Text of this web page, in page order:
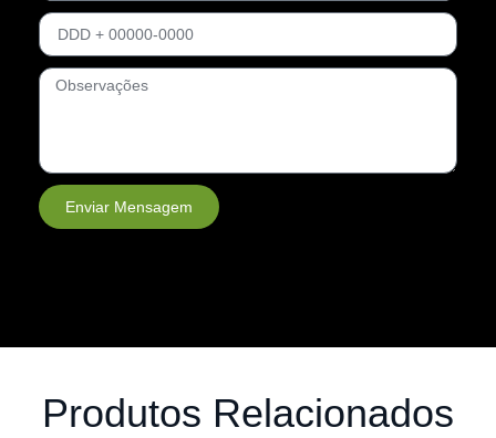
Enviar Mensagem
Produtos Relacionados